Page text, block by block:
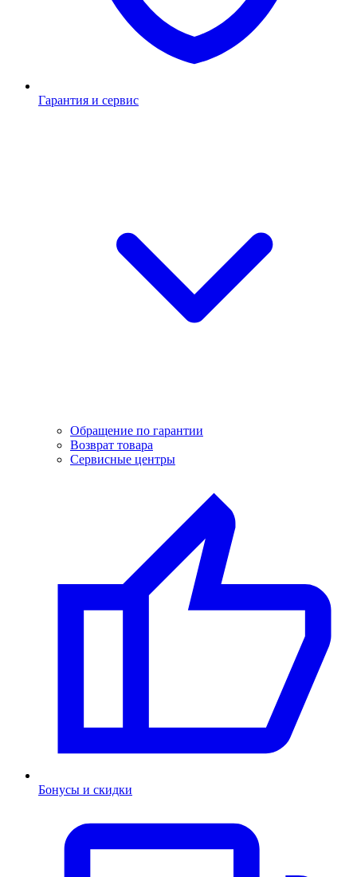
Гарантия и сервис
Обращение по гарантии
Возврат товара
Сервисные центры
Бонусы и скидки